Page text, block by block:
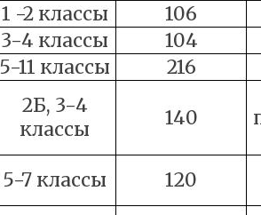
1 -2 классы
106
3-4 классы
104
5-11 классы
216
2Б, 3-4
классы
140
5-7 классы 120